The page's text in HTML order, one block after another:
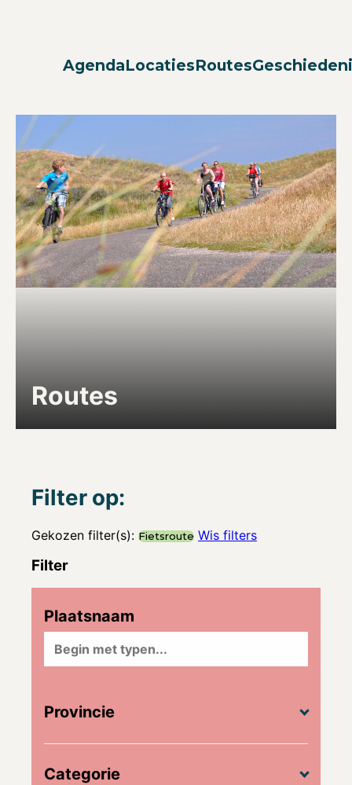
AgendaLocatiesRoutes
Routes
Filter op:
Gekozen filter(s): Fietsroute Wis filters
Filter
Plaatsnaam
Provincie
Categorie